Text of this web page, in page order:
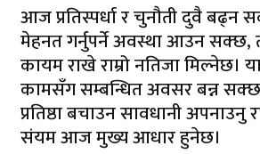
आज प्रतिस्पर्धा र चुनौती दुवै बढ्न
मेहनत गर्नुपर्ने अवस्था आउन सक्छ,
कायम राखे राम्रो नतिजा मिल्नेछ।
कामसँग सम्बन्धित अवसर बन्न
प्रतिष्ठा बचाउन सावधानी अपनाउनु
संयम आज मुख्य आधार हुनेछ।